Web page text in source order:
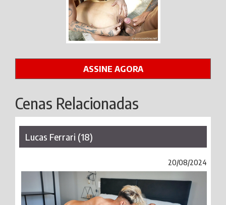
ASSINE AGORA
Cenas Relacionadas
Lucas Ferrari (18)
20/08/2024